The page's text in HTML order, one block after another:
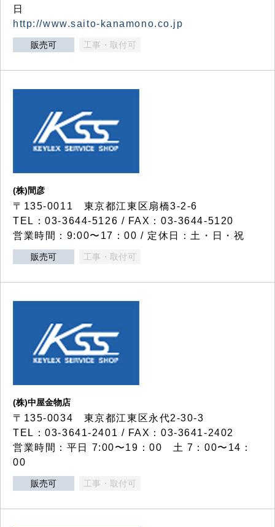
日
http://www.saito-kanamono.co.jp
販売可 工事・取付可
(株)間彦
〒135-0011 東京都江東区扇橋3-2-6
TEL：03-3644-5126 / FAX：03-3644-5120
営業時間：9:00〜17：00 / 定休日：土・日・祝
販売可 工事・取付可
(株)中屋金物店
〒135-0034 東京都江東区永代2-30-3
TEL：03-3641-2401 / FAX：03-3641-2402
営業時間：平日 7:00〜19：00 土 7：00〜14：
00
販売可 工事・取付可